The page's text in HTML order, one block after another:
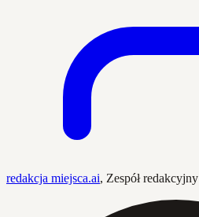
redakcja miejsca.ai, Zespół redakcyjny